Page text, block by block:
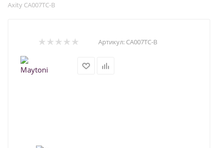
Axity CA007TC-B
Артикул: CA007TC-B